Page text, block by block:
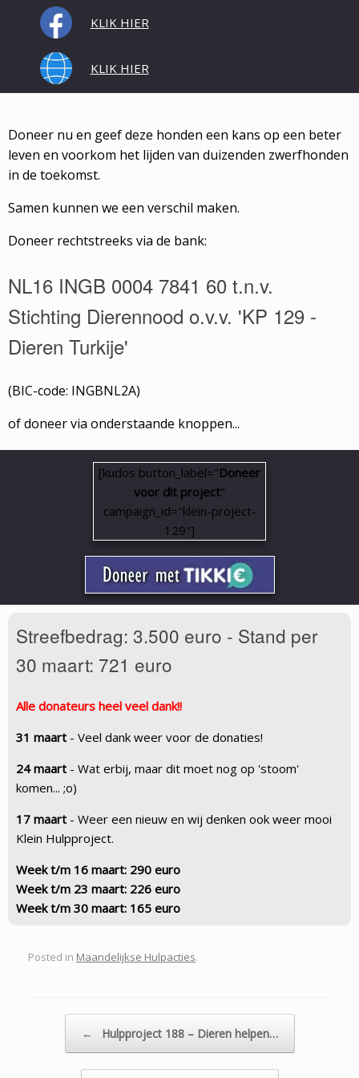
KLIK HIER
KLIK HIER
Doneer nu en geef deze honden een kans op een beter
leven en voorkom het lijden van duizenden zwerfhonden
in de toekomst.
Samen kunnen we een verschil maken.
Doneer rechtstreeks via de bank:
NL16 INGB 0004 7841 60 t.n.v.
Stichting Dierennood o.v.v. 'KP 129 -
Dieren Turkije'
(BIC-code: INGBNL2A)
of doneer via onderstaande knoppen...
[kudos button_label="Doneer
voor dit project"
campaign_id="klein-project-
129"]
Streefbedrag: 3.500 euro - Stand per
30 maart: 721 euro
Alle donateurs heel veel dank!!
31 maart - Veel dank weer voor de donaties!
24 maart - Wat erbij, maar dit moet nog op 'stoom'
komen... ;o)
17 maart - Weer een nieuw en wij denken ook weer mooi
Klein Hulpproject.
Week t/m 16 maart: 290 euro
Week t/m 23 maart: 226 euro
Week t/m 30 maart: 165 euro
Posted in Maandelijkse Hulpacties.
← Hulpproject 188 – Dieren helpen…